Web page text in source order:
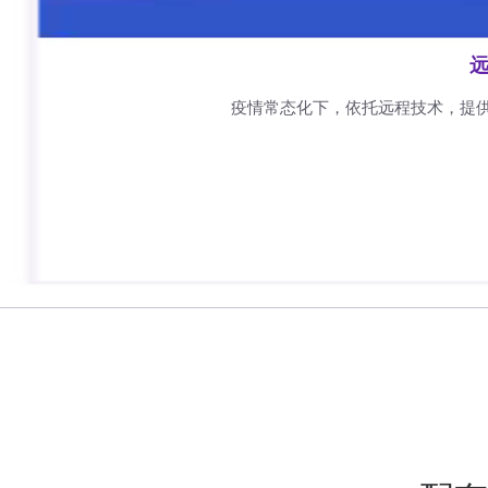
疫情常态化下，依托远程技术，提